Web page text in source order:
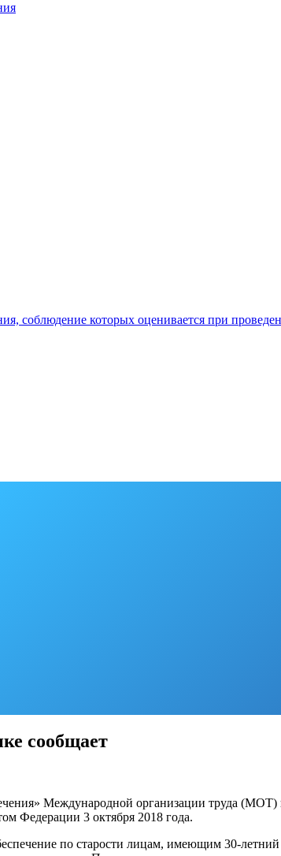
соблюдение которых оценивается при
сообщает
Международной организации труда (МОТ)
Федерации 3 октября 2018 года.
по старости лицам, имеющим 30-